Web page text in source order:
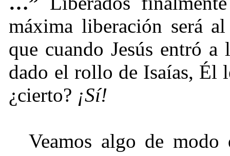
máxima liberación será
que cuando Jesús entró
dado el rollo de Isaías, Él
¿cierto? ¡Sí!
Veamos algo de modo